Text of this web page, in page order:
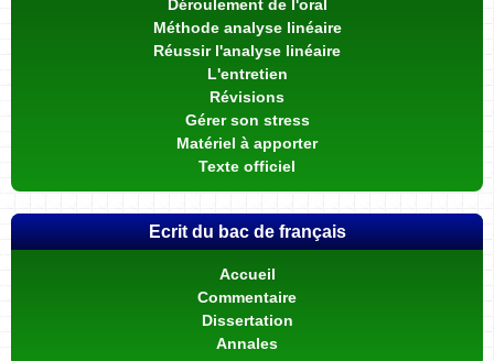
Déroulement de l'oral
Méthode analyse linéaire
Réussir l'analyse linéaire
L'entretien
Révisions
Gérer son stress
Matériel à apporter
Texte officiel
Ecrit du bac de français
Accueil
Commentaire
Dissertation
Annales